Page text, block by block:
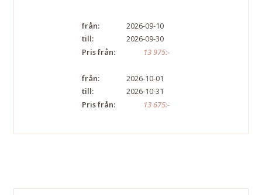
från:
2026-09-10
till:
2026-09-30
Pris från:
13 975:-
från:
2026-10-01
till:
2026-10-31
Pris från:
13 675:-